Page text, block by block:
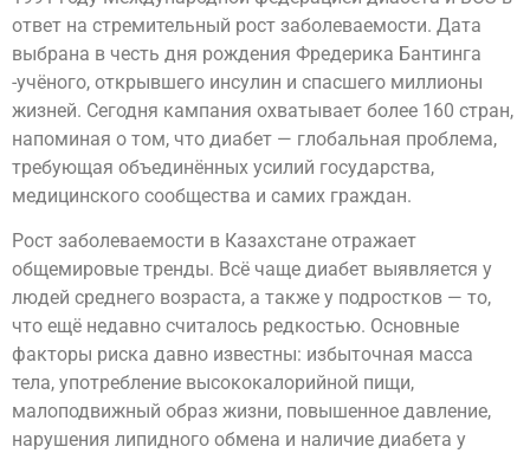
ответ на стремительный рост заболеваемости. Дата
выбрана в честь дня рождения Фредерика Бантинга
-учёного, открывшего инсулин и спасшего миллионы
жизней. Сегодня кампания охватывает более 160 стран,
напоминая о том, что диабет — глобальная проблема,
требующая объединённых усилий государства,
медицинского сообщества и самих граждан.
Рост заболеваемости в Казахстане отражает
общемировые тренды. Всё чаще диабет выявляется у
людей среднего возраста, а также у подростков — то,
что ещё недавно считалось редкостью. Основные
факторы риска давно известны: избыточная масса
тела, употребление высококалорийной пищи,
малоподвижный образ жизни, повышенное давление,
нарушения липидного обмена и наличие диабета у